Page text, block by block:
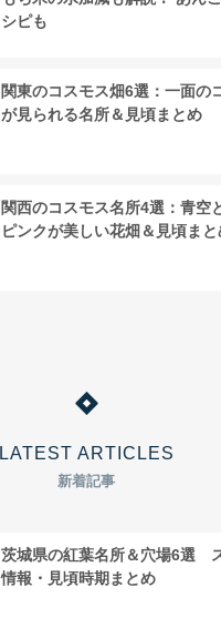
シピも
関東のコスモス畑6選：一面の
が見られる名所＆見頃まとめ
関西のコスモス名所4選：青空
ピンクが美しい花畑＆見頃まと
LATEST ARTICLES
新着記事
茨城県の紅葉名所＆穴場6選
情報・見頃時期まとめ